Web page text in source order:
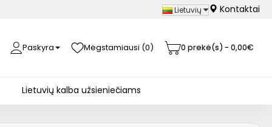
Lietuvių Kontaktai
Paskyra Mėgstamiausi (0) 0 prekė(s) - 0,00€
Lietuvių kalba užsieniečiams